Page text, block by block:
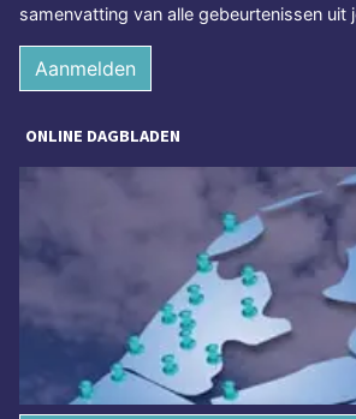
samenvatting van alle gebeurtenissen uit
Aanmelden
ONLINE DAGBLADEN